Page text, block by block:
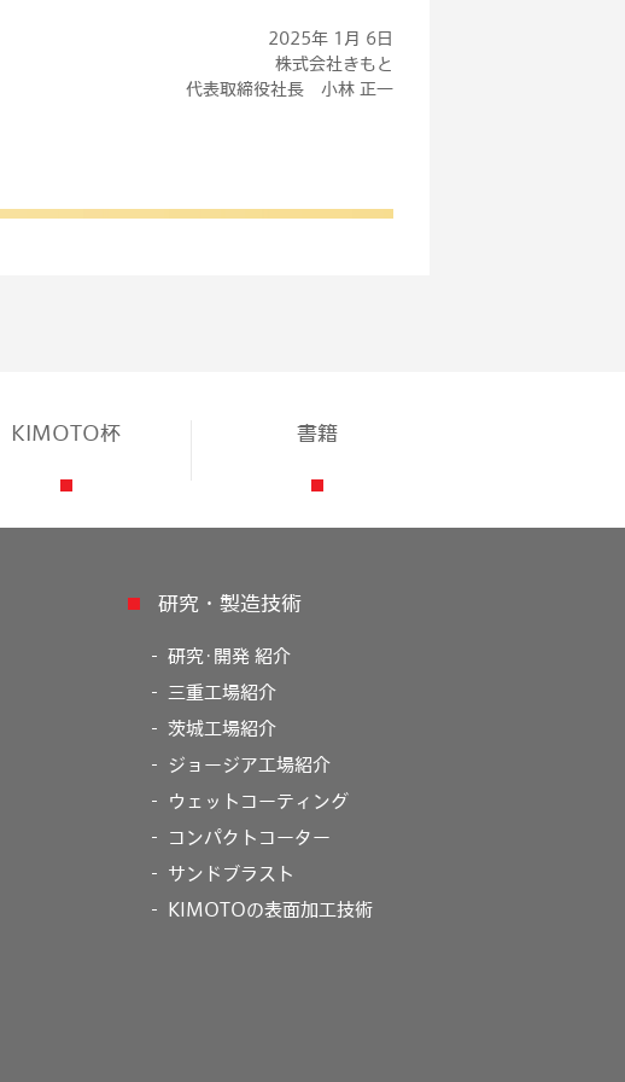
2025年 1月 6日
株式会社きもと
代表取締役社長 小林 正一
KIMOTO杯 書籍
研究・製造技術
研究･開発 紹介
三重工場紹介
茨城工場紹介
ジョージア工場紹介
ウェットコーティング
コンパクトコーター
サンドブラスト
KIMOTOの表面加工技術